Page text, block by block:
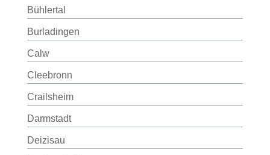
Bühlertal
Burladingen
Calw
Cleebronn
Crailsheim
Darmstadt
Deizisau